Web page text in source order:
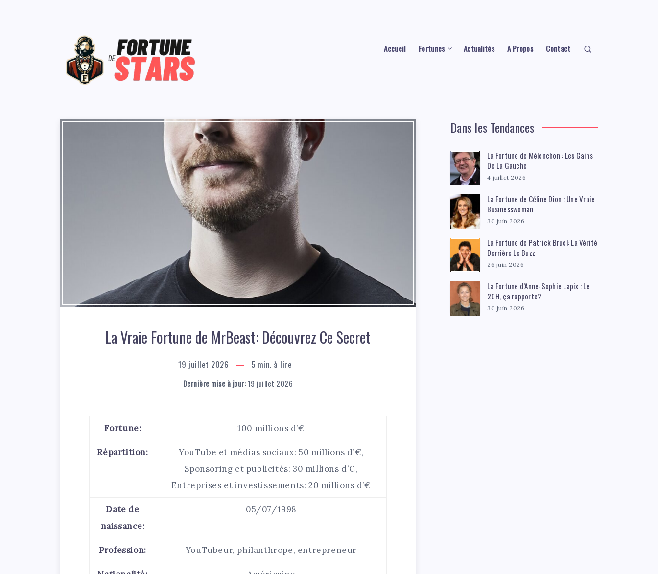
Accueil Fortunes Actualités A Propos Contact
La Vraie Fortune de MrBeast: Découvrez Ce Secret
19 juillet 2026 5 min. à lire
Dernière mise à jour:19 juillet 2026
Fortune: 100 millions d’€
Répartition:
YouTube et médias sociaux: 50 millions d’€,
Sponsoring et publicités: 30 millions d’€,
Entreprises et investissements: 20 millions d’€
Date de
naissance:
05/07/1998
Profession: YouTubeur, philanthrope, entrepreneur
Dans les Tendances
La Fortune de Mélenchon : Les Gains
De La Gauche
4 juillet 2026
La Fortune de Céline Dion : Une Vraie
Businesswoman
30 juin 2026
La Fortune de Patrick Bruel: La Vérité
Derrière Le Buzz
26 juin 2026
La Fortune d’Anne-Sophie Lapix : Le
20H, ça rapporte?
30 juin 2026